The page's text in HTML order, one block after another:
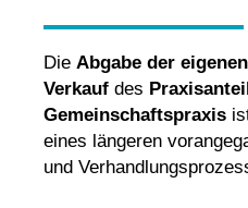
Die Abgabe der
Verkauf des
Gemeinschaftspraxis
eines längeren
und